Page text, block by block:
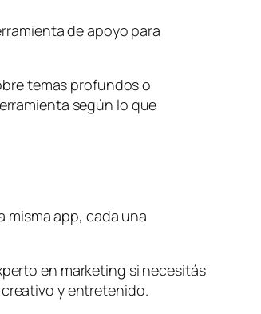
de apoyo para
temas profundos o
según lo que
app, cada una
en marketing si necesitás
y entretenido.